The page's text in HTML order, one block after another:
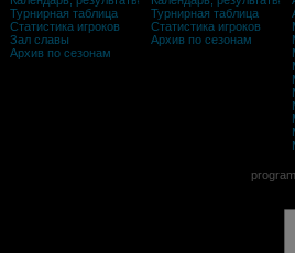
Турнирная таблица
Статистика игроков
Зал славы
Архив по сезонам
Турнирная таблица
Статистика игроков
Архив по сезонам